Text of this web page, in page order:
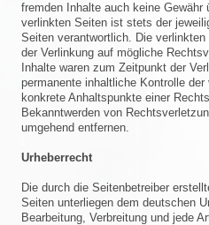
fremden Inhalte auch keine Gewähr
verlinkten Seiten ist stets der
Seiten verantwortlich. Die
der Verlinkung auf mögliche
Inhalte waren zum Zeitpunkt der
permanente inhaltliche Kontrolle
konkrete Anhaltspunkte einer
Bekanntwerden von
umgehend entfernen.
Urheberrecht
Die durch die Seitenbetreiber
Seiten unterliegen dem deutschen
Bearbeitung, Verbreitung und jede